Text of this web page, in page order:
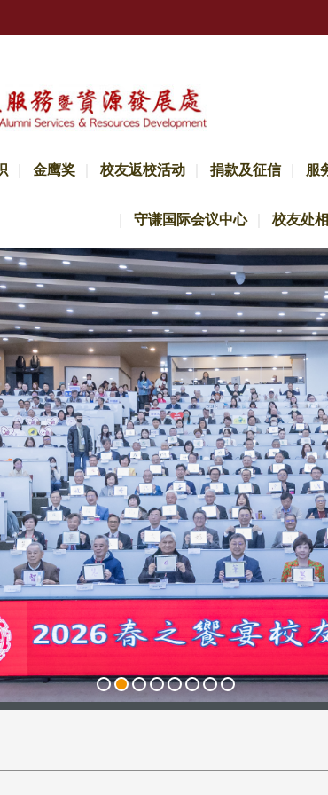
金鹰奖 校友返校活动 捐款及征信 服
守谦国际会议中心 校友处